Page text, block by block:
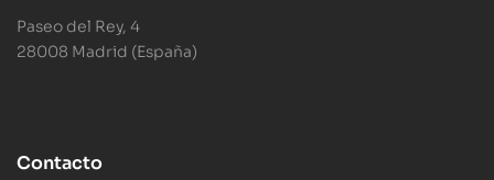
Paseo del Rey, 4
28008 Madrid (España)
Contacto